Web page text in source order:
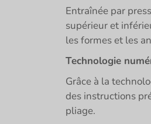
Entraînée par
supérieur et
les formes et les
Technologie
Grâce à la
des instructions
pliage.